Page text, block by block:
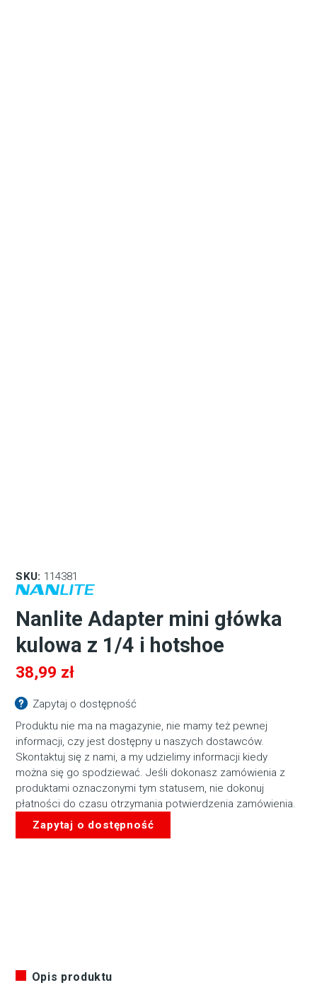
SKU: 114381
Nanlite Adapter mini główka
kulowa z 1/4 i hotshoe
38,99 zł
Zapytaj o dostępność
Produktu nie ma na magazynie, nie mamy też pewnej
informacji, czy jest dostępny u naszych dostawców.
Skontaktuj się z nami, a my udzielimy informacji kiedy
można się go spodziewać. Jeśli dokonasz zamówienia z
produktami oznaczonymi tym statusem, nie dokonuj
płatności do czasu otrzymania potwierdzenia zamówienia.
Zapytaj o dostępność
Opis produktu